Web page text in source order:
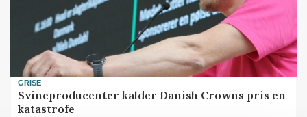
GRISE
Svineproducenter kalder Danish Crowns pris en
katastrofe